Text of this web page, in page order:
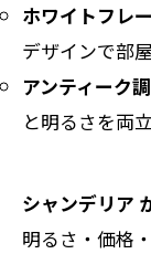
ホワイトフレ
デザインで部
アンティーク
と明るさを両立
シャンデリア
明るさ・価格